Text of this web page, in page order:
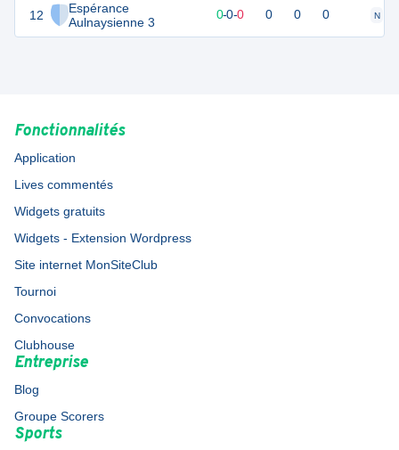
12
Espérance
Aulnaysienne 3
0-0-0 0 0 0 N
Fonctionnalités
Application
Lives commentés
Widgets gratuits
Widgets - Extension Wordpress
Site internet MonSiteClub
Tournoi
Convocations
Clubhouse
Entreprise
Blog
Groupe Scorers
Sports